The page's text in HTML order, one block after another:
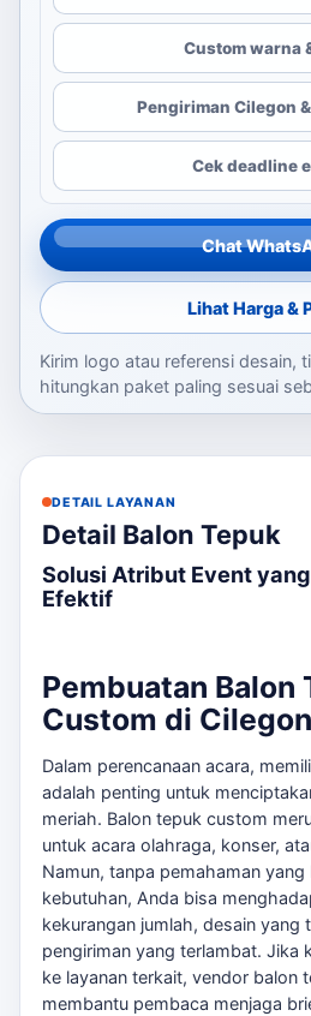
Custom warna
Pengiriman Cilegon
Cek deadline
Chat
Lihat Harga &
Kirim logo atau referensi desain,
hitungkan paket paling sesuai
DETAIL LAYANAN
Detail Balon Tepuk
Solusi Atribut Event
Efektif
Pembuatan Balon
Custom di Cilegon
Dalam perencanaan acara,
adalah penting untuk
meriah. Balon tepuk custom
untuk acara olahraga, konser,
Namun, tanpa pemahaman yang
kebutuhan, Anda bisa
kekurangan jumlah, desain yang
pengiriman yang terlambat. Jika
ke layanan terkait, vendor balon
membantu pembaca menjaga